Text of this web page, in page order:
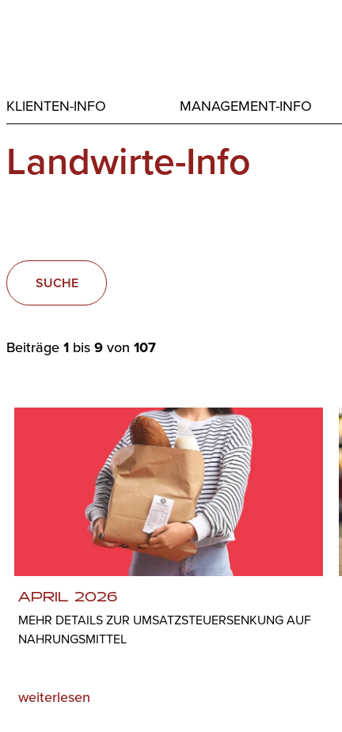
KLIENTEN-INFO MANAGEMENT-INFO
Landwirte-Info
SUCHE
Beiträge1 bis9von 107
APRIL 2026
MEHR DETAILS ZUR UMSATZSTEUERSENKUNG AUF
NAHRUNGSMITTEL
weiterlesen